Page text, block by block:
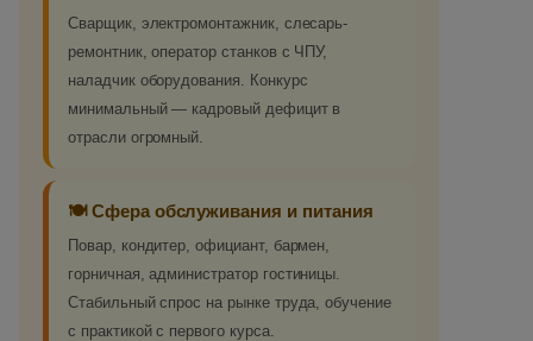
Сварщик, электромонтажник, слесарь-
ремонтник, оператор станков с ЧПУ,
наладчик оборудования. Конкурс
минимальный — кадровый дефицит в
отрасли огромный.
🍽️ Сфера обслуживания и питания
Повар, кондитер, официант, бармен,
горничная, администратор гостиницы.
Стабильный спрос на рынке труда, обучение
с практикой с первого курса.